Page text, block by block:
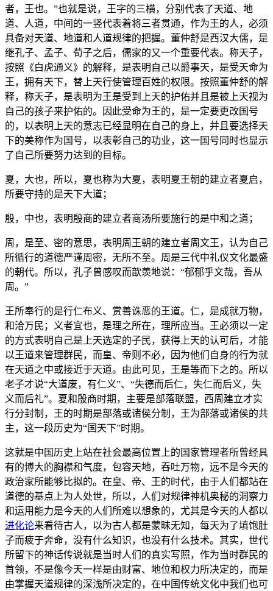
者，王也。”也就是说，王字的三横，分别代表了天道、地
道、人道，中间的一竖代表着将三者贯通，作为王的人，必须
具备对天道、地道和人道规律的把握。董仲舒是西汉大儒，是
继孔子、孟子、荀子之后，儒家的又一个重要代表。称天子，
按照《白虎通义》的解释，是表明自己以爵事天，是受天命为
王，拥有天下，替上天行使管理百姓的权限。按照董仲舒的解
释，称天子，是表明为王是受到上天的护佑并且是被上天视为
自己的孩子来护佑的。因此受命为王的，是一定要更改国号
的，以表明上天的意志已经显明在自己的身上，并且要选择天
下的美称作为国号，以表彰自己的功业，这一国号同时也显示
了自己所要努力达到的目标。
夏，大也，所以，夏也称为大夏，表明夏王朝的建立者夏启，
所要守持的是天下大道；
殷，中也，表明殷商的建立者商汤所要施行的是中和之道；
周，是至、密的意思，表明周王朝的建立者周文王，认为自己
所循行的道德严谨周密，无所不至。周是三代中礼仪文化最盛
的朝代。所以，孔子曾感叹而歆羡地说：“郁郁乎文哉，吾从
周。”
王所奉行的是行仁布义、赏善诛恶的王道。仁，是成就万物，
和洽万民；义者宜也，是理之所在，理所应当。王必须以一定
的方式表明自己是上天选定的子民，获得上天的认可后，才能
以王道来管理群民，而皇、帝则不必，因为他们自身的行为就
在天道之中或接近于天道。由此可见，王是等而下之的。所以
老子才说“大道废，有仁义”、“失德而后仁，失仁而后义，失
义而后礼”。夏和殷商时期，主要是部落联盟，西周建立才实
行分封制，王的时期是部落或诸侯分制，王为部落或诸侯的共
主，这一段历史为“国天下”时期。
这就是中国历史上站在社会最高位置上的国家管理者所曾经具
有的博大的胸襟和气度，包容天地，吞吐万物，远不是今天的
政治家所能够比拟的。在皇、帝、王的时代，由于人们都站在
道德的基点上为人处世，所以，人们对规律神机奥秘的洞察力
和运用能力是今天的人们所难以想象的，尤其是今天的人都以
进化论来看待古人，以为古人都是蒙昧无知，每天为了填饱肚
子而疲于奔命，没有什么知识，也没有什么技术。其实，世代
所留下的神话传说就是当时人们的真实写照，作为当时群民的
首领，不是像今天一样是由财富、地位和权力所决定的，而是
由掌握天道规律的深浅所决定的，在中国传统文化中我们也可